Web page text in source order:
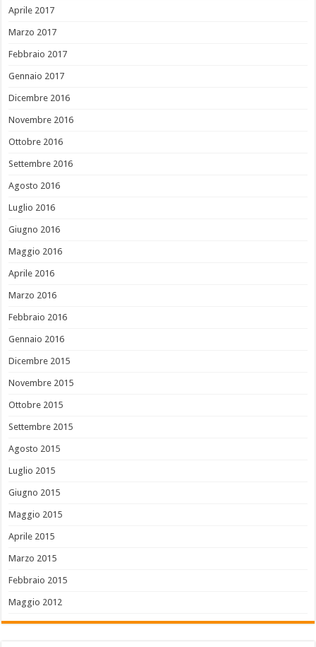
Aprile 2017
Marzo 2017
Febbraio 2017
Gennaio 2017
Dicembre 2016
Novembre 2016
Ottobre 2016
Settembre 2016
Agosto 2016
Luglio 2016
Giugno 2016
Maggio 2016
Aprile 2016
Marzo 2016
Febbraio 2016
Gennaio 2016
Dicembre 2015
Novembre 2015
Ottobre 2015
Settembre 2015
Agosto 2015
Luglio 2015
Giugno 2015
Maggio 2015
Aprile 2015
Marzo 2015
Febbraio 2015
Maggio 2012